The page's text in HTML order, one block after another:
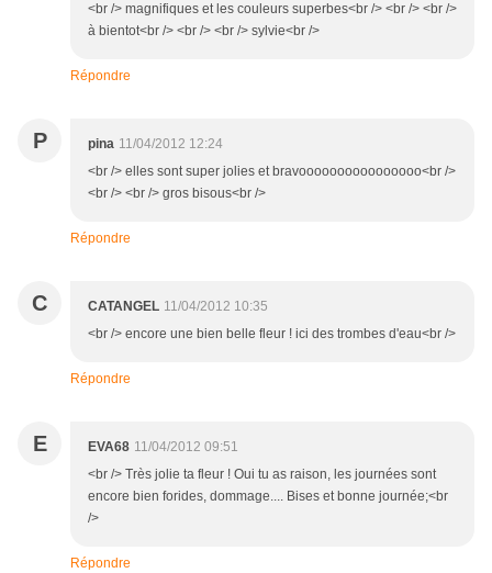
<br /> magnifiques et les couleurs superbes<br /> <br /> <br />
à bientot<br /> <br /> <br /> sylvie<br />
Répondre
P pina 11/04/2012 12:24
<br /> elles sont super jolies et bravoooooooooooooooo<br />
<br /> <br /> gros bisous<br />
Répondre
C CATANGEL 11/04/2012 10:35
<br /> encore une bien belle fleur ! ici des trombes d'eau<br />
Répondre
E EVA68 11/04/2012 09:51
<br /> Très jolie ta fleur ! Oui tu as raison, les journées sont
encore bien forides, dommage.... Bises et bonne journée;<br
/>
Répondre